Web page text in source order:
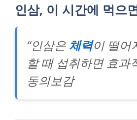
인삼, 이 시간에 먹으
“인삼은 체력이 떨어
할 때 섭취하면 효과
동의보감